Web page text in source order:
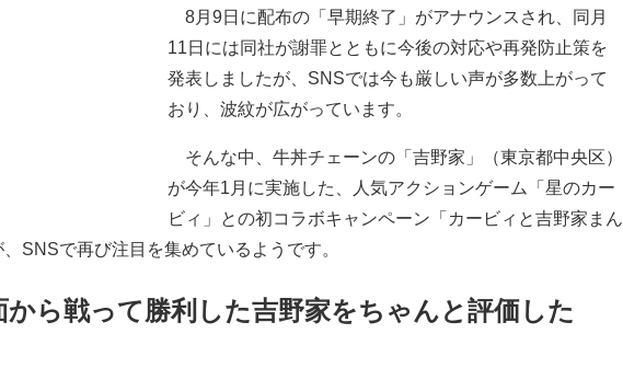
8月9日に配布の「早期終了」がアナウンスされ、同月
11日には同社が謝罪とともに今後の対応や再発防止策を
発表しましたが、SNSでは今も厳しい声が多数上がって
おり、波紋が広がっています。
そんな中、牛丼チェーンの「吉野家」（東京都中央区）
が今年1月に実施した、人気アクションゲーム「星のカー
ビィ」との初コラボキャンペーン「カービィと吉野家まん
SNSで再び注目を集めているようです。
から戦って勝利した吉野家をちゃんと評価した